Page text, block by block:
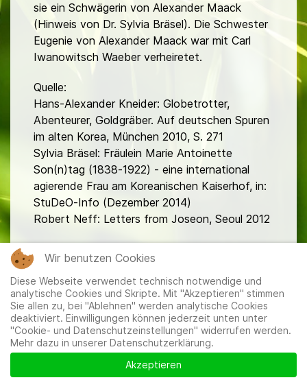
sie ein Schwägerin von Alexander Maack
(Hinweis von Dr. Sylvia Bräsel). Die Schwester
Eugenie von Alexander Maack war mit Carl
Iwanowitsch Waeber verheiretet.
Quelle:
Hans-Alexander Kneider: Globetrotter,
Abenteurer, Goldgräber. Auf deutschen Spuren
im alten Korea, München 2010, S. 271
Sylvia Bräsel: Fräulein Marie Antoinette
Son(n)tag (1838-1922) - eine international
agierende Frau am Koreanischen Kaiserhof, in:
StuDeO-Info (Dezember 2014)
Robert Neff: Letters from Joseon, Seoul 2012
Mitglieder|Impressum|Datenschutzerklärung|Cookie-
und Datenschutzeinstellungen
Wir benutzen Cookies
Diese Webseite verwendet technisch notwendige und
analytische Cookies und Skripte. Mit "Akzeptieren" stimmen
Sie allen zu, bei "Ablehnen" werden analytische Cookies
deaktiviert. Einwilligungen können jederzeit unten unter
"Cookie- und Datenschutzeinstellungen" widerrufen werden.
Mehr dazu in unserer Datenschutzerklärung.
Akzeptieren